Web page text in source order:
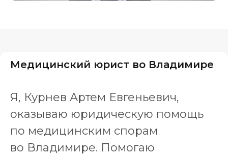
Медицинский юрист во Владимире
Я, Курнев Артем Евгеньевич,
оказываю юридическую помощь
по медицинским спорам
во Владимире. Помогаю